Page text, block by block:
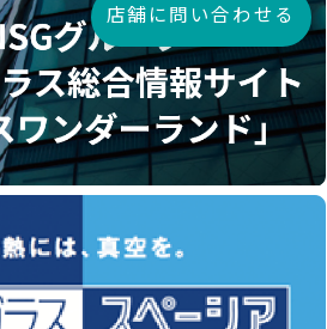
店舗に問い合わせる